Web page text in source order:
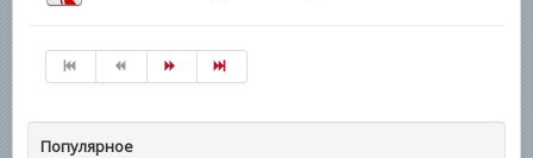
Популярное